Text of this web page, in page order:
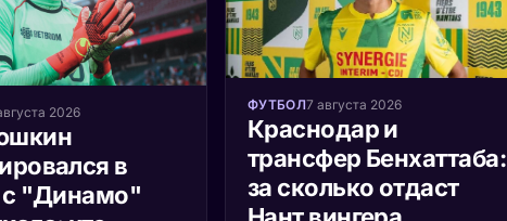
2026
в
с "Динамо"
ФУТБОЛ7 августа 2026
Краснодар и
трансфер Бенхаттаба:
за сколько отдаст